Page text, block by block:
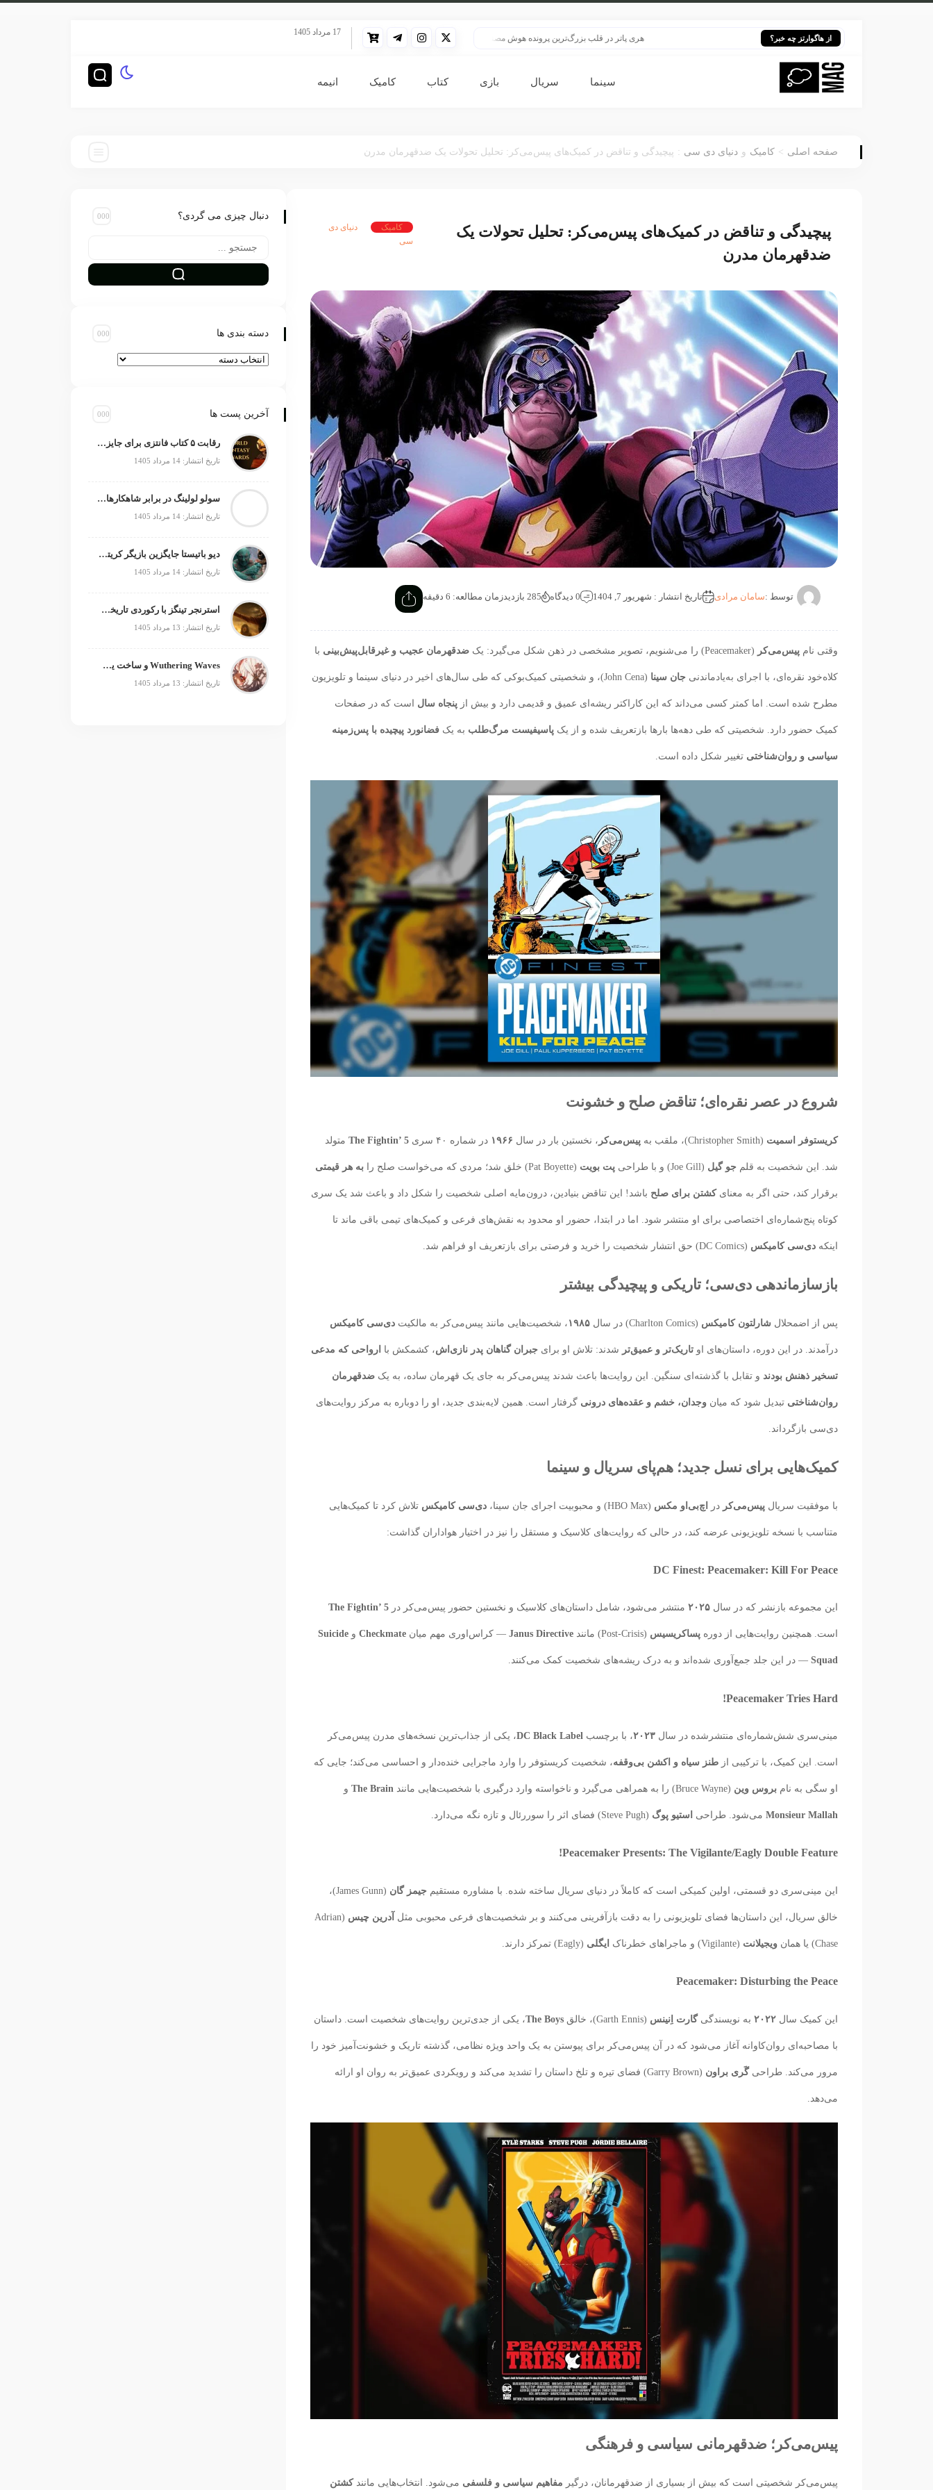
از هاگوارتز چه خبر؟ هری پاتر در قلب بزرگ‌ترین پرونده هوش مصنوعی
17 مرداد 1405
سینما سریال بازی کتاب کامیک انیمه
صفحه اصلی > کامیک و دنیای دی سی : پیچیدگی و تناقض در کمیک‌های پیس‌می‌کر: تحلیل تحولات یک ضدقهرمان مدرن
پیچیدگی و تناقض در کمیک‌های پیس‌می‌کر: تحلیل تحولات یک
ضدقهرمان مدرن
کامیک
دنیای دی
سی
توسط :سامان مرادی تاریخ انتشار : شهریور 7, 1404 0 دیدگاه 285 بازدید زمان مطالعه: 6 دقیقه
وقتی نام پیس‌می‌کر (Peacemaker) را می‌شنویم، تصویر مشخصی در ذهن شکل می‌گیرد: یک ضدقهرمان عجیب و غیرقابل‌پیش‌بینی با
کلاه‌خود نقره‌ای، با اجرای به‌یادماندنی جان سینا (John Cena)، و شخصیتی کمیک‌بوکی که طی سال‌های اخیر در دنیای سینما و تلویزیون
مطرح شده است. اما کمتر کسی می‌داند که این کاراکتر ریشه‌ای عمیق و قدیمی دارد و بیش از پنجاه سال است که در صفحات
کمیک حضور دارد. شخصیتی که طی دهه‌ها بارها بازتعریف شده و از یک پاسیفیست مرگ‌طلب به یک فضانورد پیچیده با پس‌زمینه
سیاسی و روان‌شناختی تغییر شکل داده است.
شروع در عصر نقره‌ای؛ تناقض صلح و خشونت
کریستوفر اسمیت (Christopher Smith)، ملقب به پیس‌می‌کر ، نخستین بار در سال ۱۹۶۶ در شماره ۴۰ سری The Fightin’ 5 متولد
شد. این شخصیت به قلم جو گیل (Joe Gill) و با طراحی پت بویت (Pat Boyette) خلق شد؛ مردی که می‌خواست صلح را به هر قیمتی
برقرار کند، حتی اگر به معنای کشتن برای صلح باشد! این تناقض بنیادین، درون‌مایه اصلی شخصیت را شکل داد و باعث شد یک سری
کوتاه پنج‌شماره‌ای اختصاصی برای او منتشر شود. اما در ابتدا، حضور او محدود به نقش‌های فرعی و کمیک‌های تیمی باقی ماند تا
اینکه دی‌سی کامیکس (DC Comics) حق انتشار شخصیت را خرید و فرصتی برای بازتعریف او فراهم شد.
بازسازماندهی دی‌سی؛ تاریکی و پیچیدگی بیشتر
پس از اضمحلال شارلتون کامیکس (Charlton Comics) در سال ۱۹۸۵ ، شخصیت‌هایی مانند پیس‌می‌کر به مالکیت دی‌سی کامیکس
درآمدند. در این دوره، داستان‌های او تاریک‌تر و عمیق‌تر شدند: تلاش او برای جبران گناهان پدر نازی‌اش، کشمکش با ارواحی که مدعی
تسخیر ذهنش بودند و تقابل با گذشته‌ای سنگین. این روایت‌ها باعث شدند پیس‌می‌کر به جای یک قهرمان ساده، به یک ضدقهرمان
روان‌شناختی تبدیل شود که میان وجدان، خشم و عقده‌های درونی گرفتار است. همین لایه‌بندی جدید، او را دوباره به مرکز روایت‌های
دی‌سی بازگرداند.
کمیک‌هایی برای نسل جدید؛ هم‌پای سریال و سینما
با موفقیت سریال پیس‌می‌کر در اچ‌بی‌او مکس (HBO Max) و محبوبیت اجرای جان سینا، دی‌سی کامیکس تلاش کرد تا کمیک‌هایی
متناسب با نسخه تلویزیونی عرضه کند، در حالی که روایت‌های کلاسیک و مستقل را نیز در اختیار هواداران گذاشت:
DC Finest: Peacemaker: Kill For Peace
این مجموعه بازنشر که در سال ۲۰۲۵ منتشر می‌شود، شامل داستان‌های کلاسیک و نخستین حضور پیس‌می‌کر در The Fightin’ 5
است. همچنین روایت‌هایی از دوره پساکریسیس (Post-Crisis) مانند Janus Directive — کراس‌اوری مهم میان Checkmate و Suicide
Squad — در این جلد جمع‌آوری شده‌اند و به درک ریشه‌های شخصیت کمک می‌کنند.
Peacemaker Tries Hard!
مینی‌سری شش‌شماره‌ای منتشرشده در سال ۲۰۲۳، با برچسب DC Black Label، یکی از جذاب‌ترین نسخه‌های مدرن پیس‌می‌کر
است. این کمیک، با ترکیبی از طنز سیاه و اکشن بی‌وقفه، شخصیت کریستوفر را وارد ماجرایی خنده‌دار و احساسی می‌کند؛ جایی که
او سگی به نام بروس وین (Bruce Wayne) را به همراهی می‌گیرد و ناخواسته وارد درگیری با شخصیت‌هایی مانند The Brain و
Monsieur Mallah می‌شود. طراحی استیو پوگ (Steve Pugh) فضای اثر را سوررئال و تازه نگه می‌دارد.
Peacemaker Presents: The Vigilante/Eagly Double Feature!
این مینی‌سری دو قسمتی، اولین کمیکی است که کاملاً در دنیای سریال ساخته شده. با مشاوره مستقیم جیمز گان (James Gunn)،
خالق سریال، این داستان‌ها فضای تلویزیونی را به دقت بازآفرینی می‌کنند و بر شخصیت‌های فرعی محبوبی مثل آدرین چیس (Adrian
Chase) یا همان ویجیلانت (Vigilante) و ماجراهای خطرناک ایگلی (Eagly) تمرکز دارند.
Peacemaker: Disturbing the Peace
این کمیک سال ۲۰۲۲ به نویسندگیگارت اِنینس (Garth Ennis)، خالق The Boys، یکی از جدی‌ترین روایت‌های شخصیت است. داستان
با مصاحبه‌ای روان‌کاوانه آغاز می‌شود که در آن پیس‌می‌کر برای پیوستن به یک واحد ویژه نظامی، گذشته تاریک و خشونت‌آمیز خود را
مرور می‌کند. طراحیگَری براون (Garry Brown) فضای تیره و تلخ داستان را تشدید می‌کند و رویکردی عمیق‌تر به روان او ارائه
می‌دهد.
پیس‌می‌کر؛ ضدقهرمانی سیاسی و فرهنگی
پیس‌می‌کر شخصیتی است که بیش از بسیاری از ضدقهرمانان، درگیر مفاهیم سیاسی و فلسفی می‌شود. انتخاب‌هایی مانندکشتن
دنبال چیزی می گردی؟
دسته بندی ها
آخرین پست ها
رقابت ۵ کتاب فانتزی برای جایزه جهانی ۲۰۲۶
تاریخ انتشار: 14 مرداد 1405
سولو لولینگ در برابر شاهکارهای انیمه؛ چه چیزی کم دارد؟
تاریخ انتشار: 14 مرداد 1405
دیو باتیستا جایگزین بازیگر کریتوس می‌شود؟
تاریخ انتشار: 14 مرداد 1405
استرنجر تینگز با رکوردی تاریخی صدرنشین شد
تاریخ انتشار: 13 مرداد 1405
Wuthering Waves و ساخت یک فرنچایز بزرگ؛ از بازی تا انیمه
تاریخ انتشار: 13 مرداد 1405